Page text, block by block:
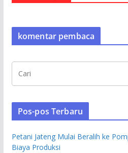
komentar pembaca
Pos-pos Terbaru
Petani Jateng Mulai Beralih ke
Biaya Produksi